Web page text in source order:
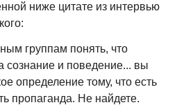
ниже цитате из интервью
группам понять, что
сознание и поведение... вы
определение тому, что есть
пропаганда. Не найдете.